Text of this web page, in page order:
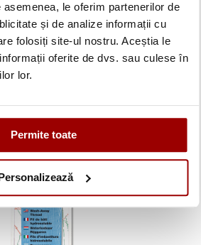
le oferim partenerilor de
și de analize informații cu
folosiți site-ul nostru. Aceștia le
oferite de dvs. sau culese în
lor.
Permite toate
tiv ascuns si aplicatii Monolon